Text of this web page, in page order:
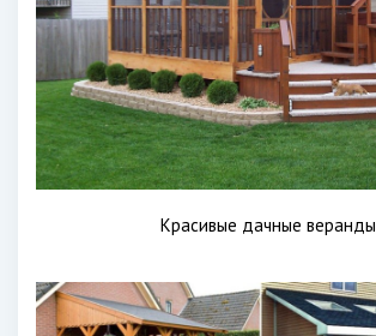
Красивые дачные веранды